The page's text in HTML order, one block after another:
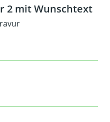
2 mit Wunschtext